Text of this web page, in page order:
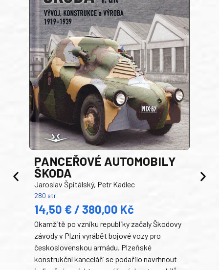
PANCEŘOVÉ AUTOMOBILY
ŠKODA
Jaroslav Špitálský, Petr Kadlec
280 str.
14,50 € / 380,00 Kč
Okamžitě po vzniku republiky začaly Škodovy
závody v Plzni vyrábět bojové vozy pro
československou armádu. Plzeňské
konstrukční kanceláři se podařilo navrhnout